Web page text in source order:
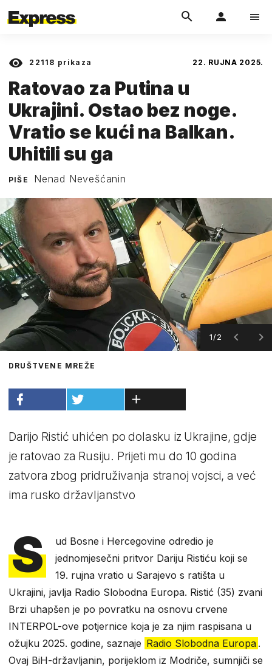
22118 prikaza 22. RUJNA 2025.
Ratovao za Putina u
Ukrajini. Ostao bez noge.
Vratio se kući na Balkan.
Uhitili su ga
PIŠE Nenad Nevešćanin
1/2
DRUŠTVENE MREŽE
Darijo Ristić uhićen po dolasku iz Ukrajine, gdje
je ratovao za Rusiju. Prijeti mu do 10 godina
zatvora zbog pridruživanja stranoj vojsci, a već
ima rusko državljanstvo
S
ud Bosne i Hercegovine odredio je
jednomjesečni pritvor Dariju Ristiću koji se
19. rujna vratio u Sarajevo s ratišta u
Ukrajini, javlja Radio Slobodna Europa. Ristić (35) zvani
Brzi uhapšen je po povratku na osnovu crvene
INTERPOL-ove potjernice koja je za njim raspisana u
ožujku 2025. godine, saznaje Radio Slobodna Europa .
Ovaj BiH-državljanin, porijeklom iz Modriče, sumnjiči se